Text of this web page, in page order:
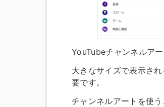
YouTubeチャンネルアー
大きなサイズで表示さ
要です。
チャンネルアートを使